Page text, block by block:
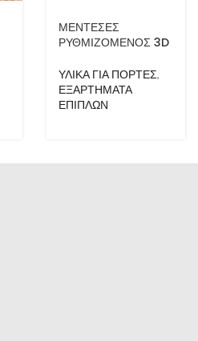
ΜΕΝΤΕΣΕΣ
ΡΥΘΜΙΖΟΜΕΝΟΣ 3D
ΥΛΙΚΑ ΓΙΑ ΠΟΡΤΕΣ,
ΕΞΑΡΤΗΜΑΤΑ
ΕΠΙΠΛΩΝ